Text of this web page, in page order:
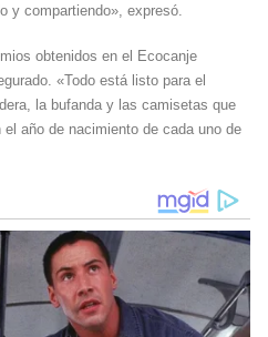
y compartiendo», expresó.
obtenidos en el Ecocanje
«Todo está listo para el
la bufanda y las camisetas que
año de nacimiento de cada uno de